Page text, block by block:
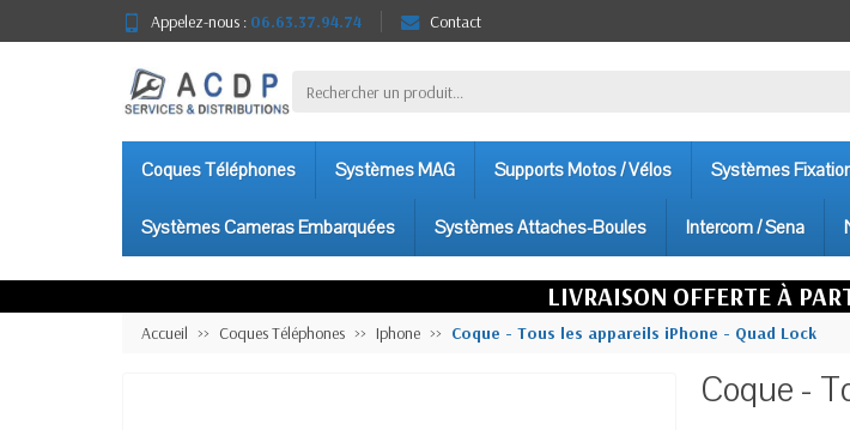
Appelez-nous : 06.63.37.94.74 Contact
Coques Téléphones Systèmes MAG Supports Motos / Vélos Systèmes
Systèmes Cameras Embarquées Systèmes Attaches-Boules Intercom / Sena
LIVRAISON OFFERTE À
Accueil Coques Téléphones Iphone Coque - Tous les appareils iPhone - Quad Lock
Coque -